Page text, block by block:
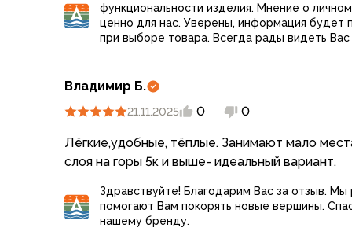
1-местные
2-местные
3-местные
Тенты
Аксессуары
Гамаки
Спальные мешки
Пуховые спальники
Двухместные спальники
Вкладыши
функциональности изделия. Мнение о
ценно для нас. Уверены, информация будет
при выборе товара. Всегда рады видеть Вас
Владимир Б.
21.11.2025 0 0
Лёгкие,удобные, тёплые. Занимают мало
слоя на горы 5к и выше- идеальный вариант.
Здравствуйте! Благодарим Вас за отзыв.
помогают Вам покорять новые вершины.
нашему бренду.